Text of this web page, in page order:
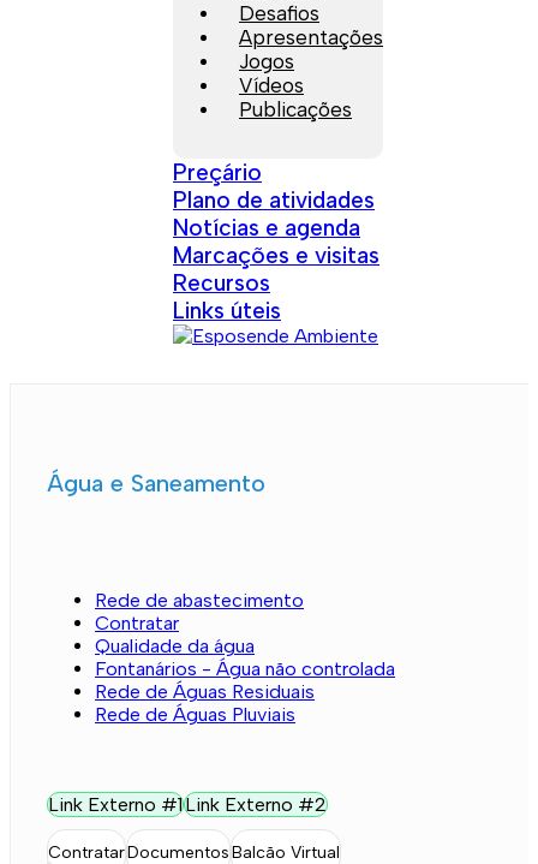
Desafios
Apresentações
Jogos
Vídeos
Publicações
Preçário
Plano de atividades
Notícias e agenda
Marcações e visitas
Recursos
Links úteis
Água e Saneamento
Rede de abastecimento
Contratar
Qualidade da água
Fontanários - Água não controlada
Rede de Águas Residuais
Rede de Águas Pluviais
Link Externo #1Link Externo #2
ContratarDocumentosBalcão Virtual